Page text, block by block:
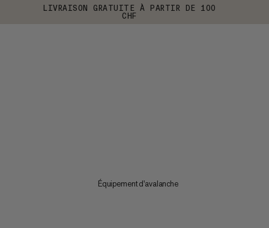
LIVRAISON GRATUITE À PARTIR DE 100
CHF
Équipement d'avalanche